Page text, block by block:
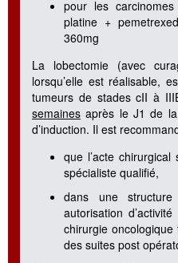
pour les
platine +
360mg
La lobectomie (avec
lorsqu’elle est réalisable,
tumeurs de stades cII à
semaines après le J1 de
d’induction. Il est
que l’acte
spécialiste qualifié,
dans une structure
autorisation
chirurgie
des suites post